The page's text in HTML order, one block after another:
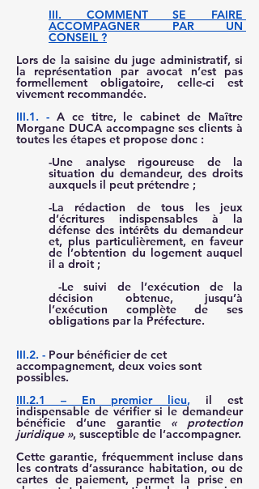
III. COMMENT SE FAIRE
ACCOMPAGNER PAR UN
CONSEIL ?
Lors de la saisine du juge administratif, si
la représentation par avocat n’est pas
formellement obligatoire, celle-ci est
vivement recommandée.
III.1. - A ce titre, le cabinet de Maître
Morgane DUCA accompagne ses clients à
toutes les étapes et propose donc :
-Une analyse rigoureuse de la
situation du demandeur, des droits
auxquels il peut prétendre ;
-La rédaction de tous les jeux
d’écritures indispensables à la
défense des intérêts du demandeur
et, plus particulièrement, en faveur
de l’obtention du logement auquel
il a droit ;
-Le suivi de l’exécution de la
décision obtenue, jusqu’à
l’exécution complète de ses
obligations par la Préfecture.
III.2. - Pour bénéficier de cet
accompagnement, deux voies sont
possibles.
III.2.1 – En premier lieu, il est
indispensable de vérifier si le demandeur
bénéficie d’une garantie « protection
juridique », susceptible de l’accompagner.
Cette garantie, fréquemment incluse dans
les contrats d’assurance habitation, ou de
cartes de paiement, permet la prise en